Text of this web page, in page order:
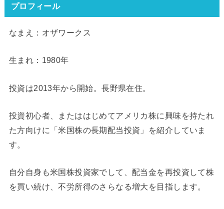
プロフィール
なまえ：オザワークス
生まれ：1980年
投資は2013年から開始。長野県在住。
投資初心者、またははじめてアメリカ株に興味を持たれ
た方向けに「米国株の長期配当投資」を紹介していま
す。
自分自身も米国株投資家でして、配当金を再投資して株
を買い続け、不労所得のさらなる増大を目指します。